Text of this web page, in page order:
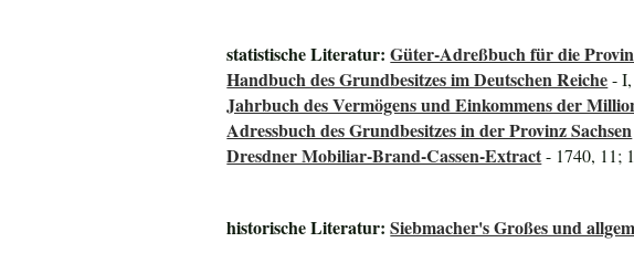
statistische Literatur:Güter-Adreßbuch für die
Handbuch des Grundbesitzes im Deutschen Reiche-
Jahrbuch des Vermögens und Einkommens der
Adressbuch des Grundbesitzes in der Provinz Sachsen
Dresdner Mobiliar-Brand-Cassen-Extract- 1740, 11;
historische Literatur:Siebmacher's Großes und